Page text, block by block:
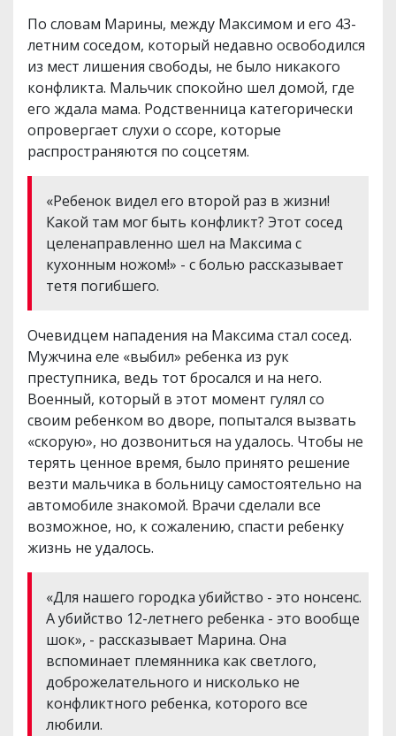
По словам Марины, между Максимом и его 43-
летним соседом, который недавно освободился
из мест лишения свободы, не было никакого
конфликта. Мальчик спокойно шел домой, где
его ждала мама. Родственница категорически
опровергает слухи о ссоре, которые
распространяются по соцсетям.
«Ребенок видел его второй раз в жизни!
Какой там мог быть конфликт? Этот сосед
целенаправленно шел на Максима с
кухонным ножом!» - с болью рассказывает
тетя погибшего.
Очевидцем нападения на Максима стал сосед.
Мужчина еле «выбил» ребенка из рук
преступника, ведь тот бросался и на него.
Военный, который в этот момент гулял со
своим ребенком во дворе, попытался вызвать
«скорую», но дозвониться на удалось. Чтобы не
терять ценное время, было принято решение
везти мальчика в больницу самостоятельно на
автомобиле знакомой. Врачи сделали все
возможное, но, к сожалению, спасти ребенку
жизнь не удалось.
«Для нашего городка убийство - это нонсенс.
А убийство 12-летнего ребенка - это вообще
шок», - рассказывает Марина. Она
вспоминает племянника как светлого,
доброжелательного и нисколько не
конфликтного ребенка, которого все
любили.